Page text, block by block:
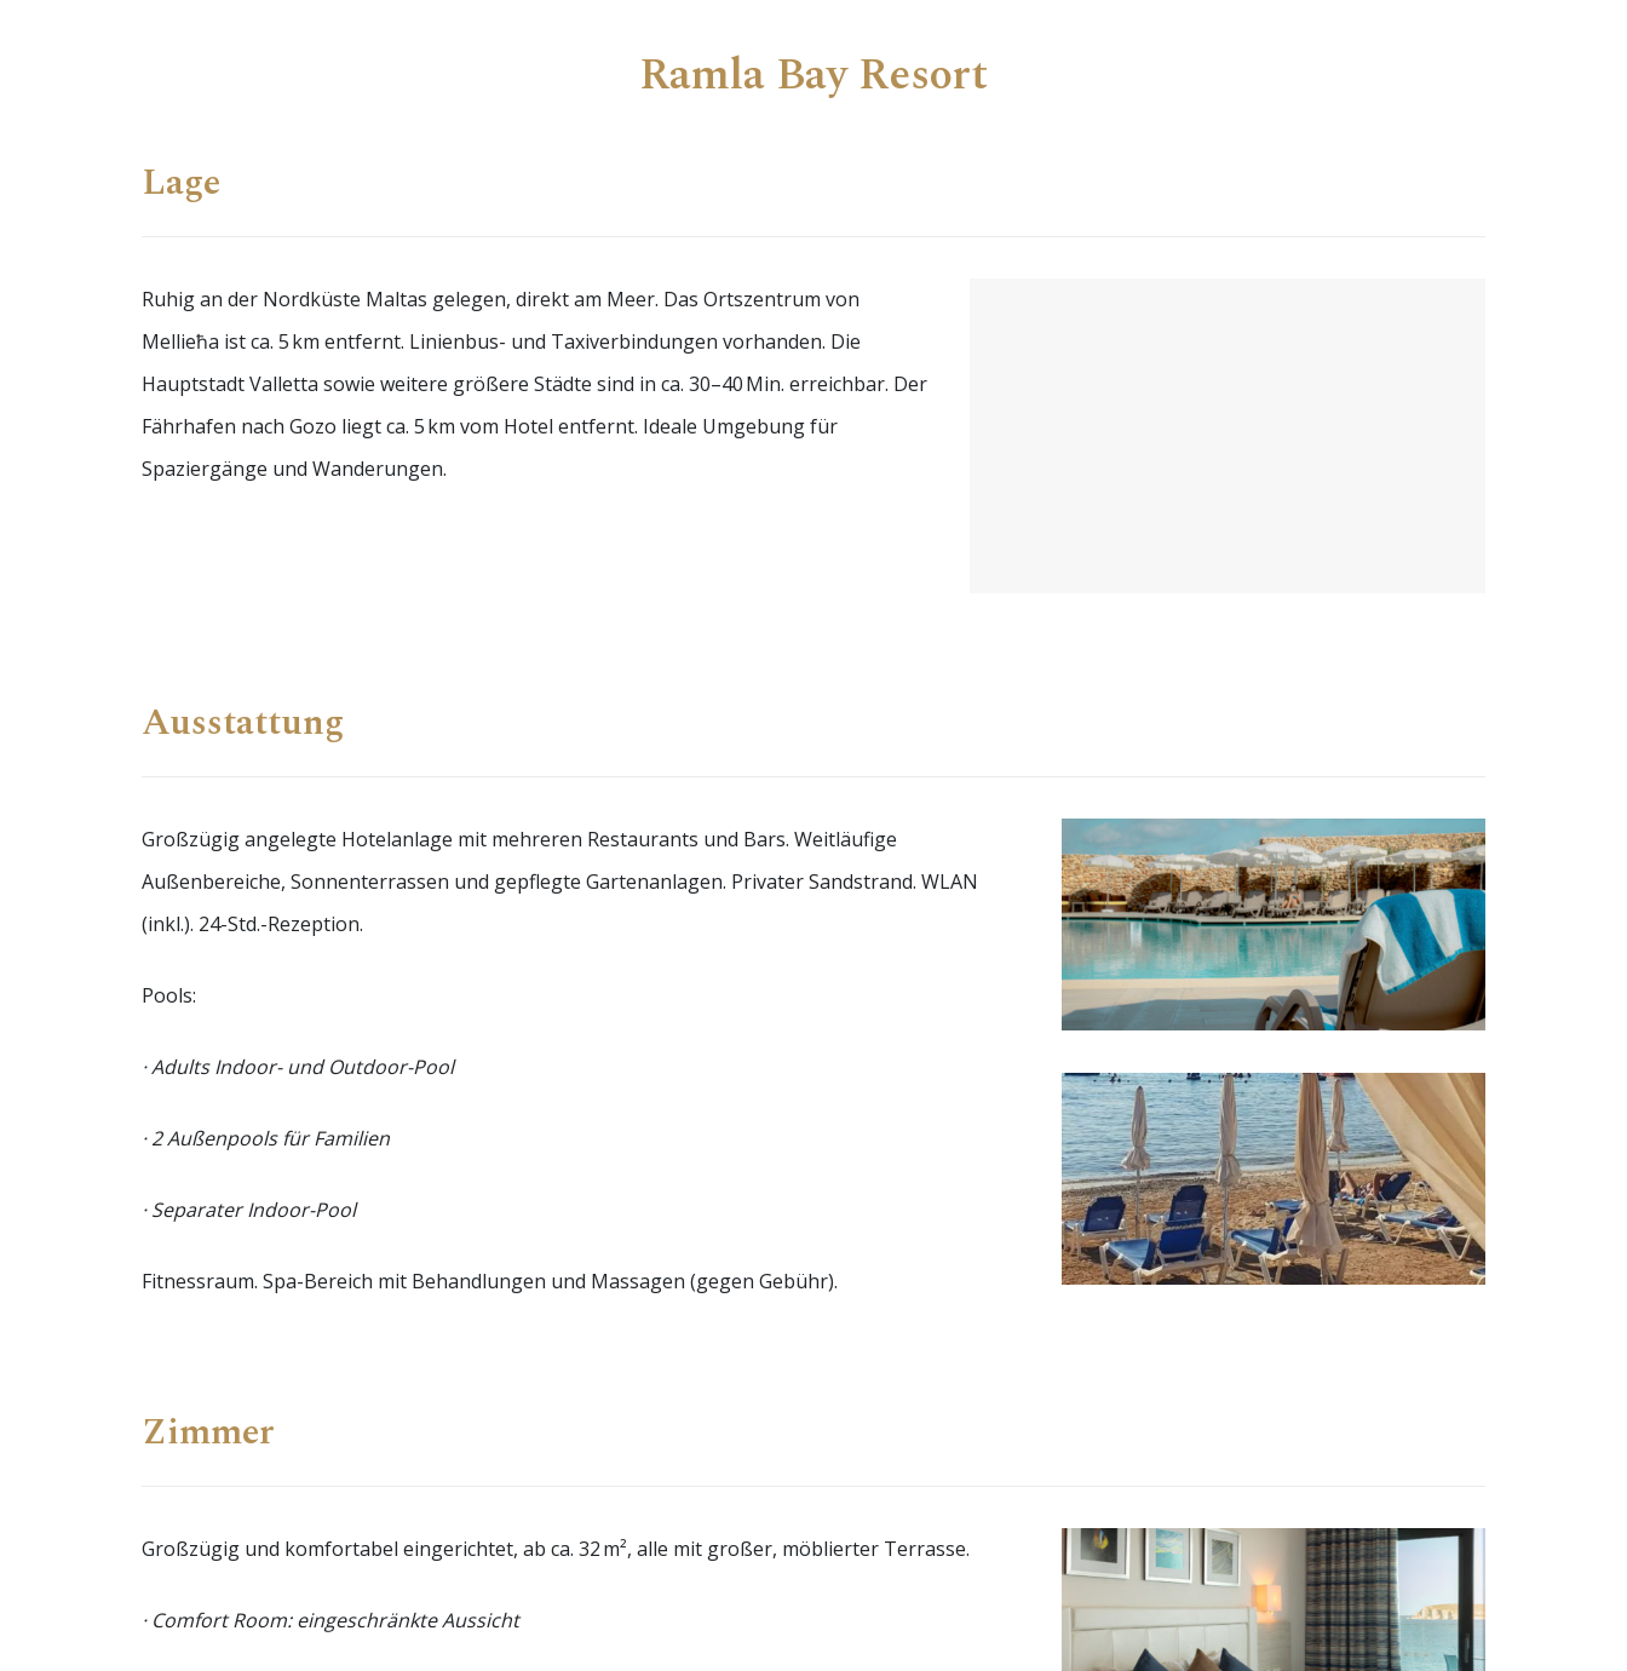
Ramla Bay Resort
Lage
Ruhig an der Nordküste Maltas gelegen, direkt am Meer. Das Ortszentrum von
Mellieħa ist ca. 5 km entfernt. Linienbus- und Taxiverbindungen vorhanden. Die
Hauptstadt Valletta sowie weitere größere Städte sind in ca. 30–40 Min. erreichbar. Der
Fährhafen nach Gozo liegt ca. 5 km vom Hotel entfernt. Ideale Umgebung für
Spaziergänge und Wanderungen.
Ausstattung
Großzügig angelegte Hotelanlage mit mehreren Restaurants und Bars. Weitläufige
Außenbereiche, Sonnenterrassen und gepflegte Gartenanlagen. Privater Sandstrand. WLAN
(inkl.). 24-Std.-Rezeption.
Pools:
· Adults Indoor- und Outdoor-Pool
· 2 Außenpools für Familien
· Separater Indoor-Pool
Fitnessraum. Spa-Bereich mit Behandlungen und Massagen (gegen Gebühr).
Zimmer
Großzügig und komfortabel eingerichtet, ab ca. 32 m², alle mit großer, möblierter Terrasse.
· Comfort Room: eingeschränkte Aussicht